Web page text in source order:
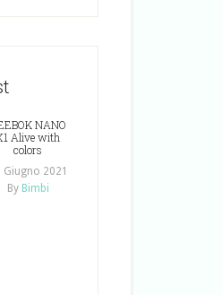
NANO
Alive with
colors
Giugno 2021
By Bimbi